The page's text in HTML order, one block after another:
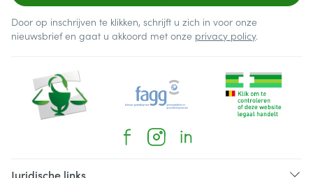
Door op inschrijven te klikken, schrijft u zich in voor onze
nieuwsbrief en gaat u akkoord met onze privacy policy.
Juridische links